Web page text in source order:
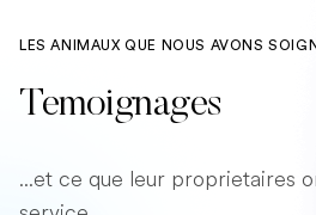
LES ANIMAUX QUE NOUS AVONS
Temoignages
...et ce que leur proprietaires